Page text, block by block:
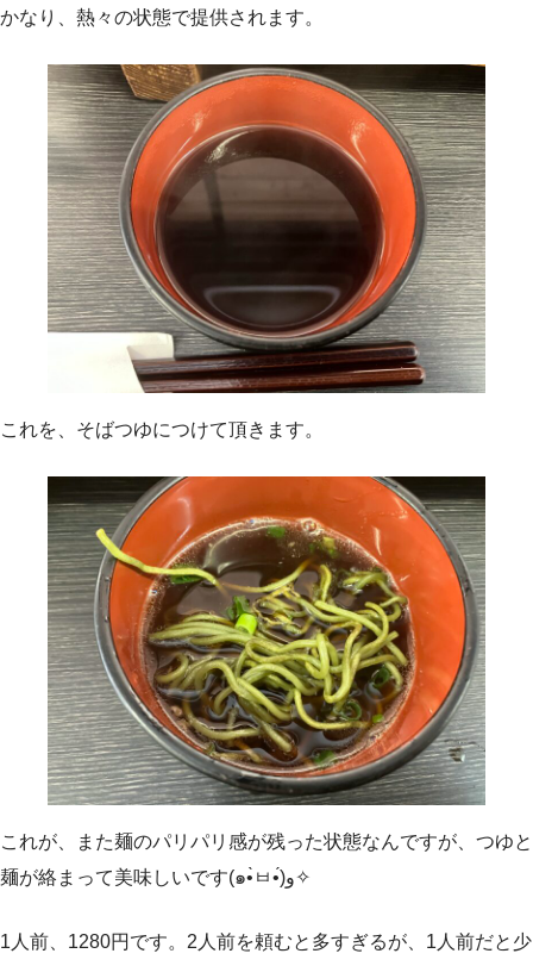
かなり、熱々の状態で提供されます。
これを、そばつゆにつけて頂きます。
これが、また麺のパリパリ感が残った状態なんですが、つゆと
麺が絡まって美味しいです(๑•̀ㅂ•́)و✧
1人前、1280円です。2人前を頼むと多すぎるが、1人前だと少